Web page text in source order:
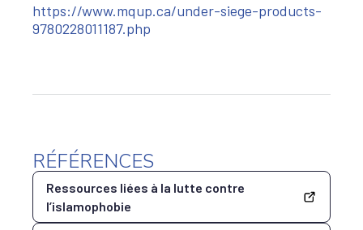
https://www.mqup.ca/under-siege-products-
9780228011187.php
RÉFÉRENCES
Ressources liées à la lutte contre
l’islamophobie